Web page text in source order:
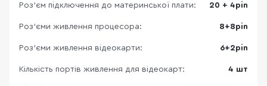
Роз’єм підключення до материнської плати: 20 + 4pin
Роз'єми живлення процесора: 8+8pin
Роз'єми живлення відеокарти: 6+2pin
Кількість портів живлення для відеокарт: 4 шт